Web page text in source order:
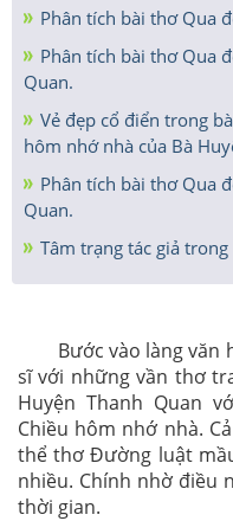
Phân tích bài thơ Qua
Phân tích bài thơ Qua
Quan.
Vẻ đẹp cổ điển trong
hôm nhớ nhà của Bà
Phân tích bài thơ Qua
Quan.
Tâm trạng tác giả
Bước vào làng văn
sĩ với những vần thơ
Huyện Thanh Quan
Chiều hôm nhớ nhà.
thể thơ Đường luật
nhiều. Chính nhờ điều
thời gian.